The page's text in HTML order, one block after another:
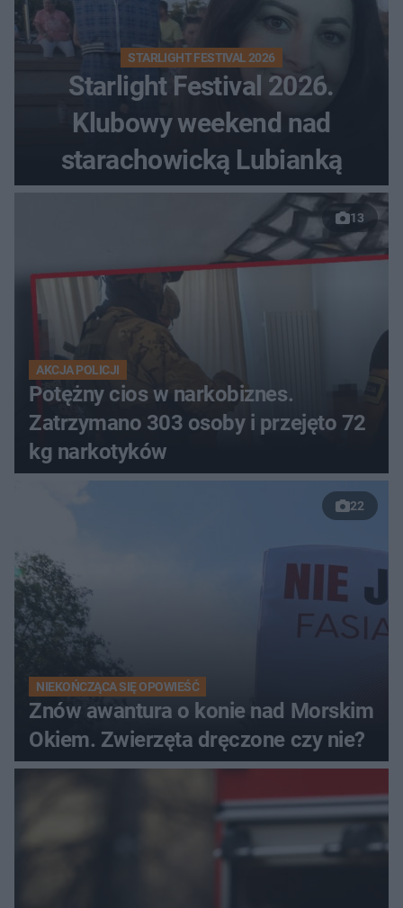
STARLIGHT FESTIVAL 2026
Starlight Festival 2026.
Klubowy weekend nad
starachowicką Lubianką
13
AKCJA POLICJI
Potężny cios w narkobiznes.
Zatrzymano 303 osoby i przejęto 72
kg narkotyków
22
NIEKOŃCZĄCA SIĘ OPOWIEŚĆ
Znów awantura o konie nad Morskim
Okiem. Zwierzęta dręczone czy nie?